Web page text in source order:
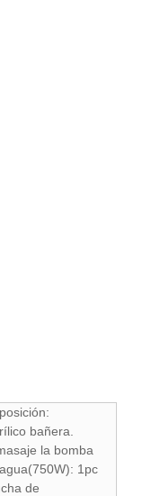
bañera.
la bomba
1pc
de